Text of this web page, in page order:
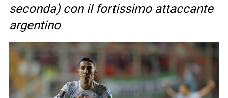
seconda) con il fortissimo attaccante
argentino